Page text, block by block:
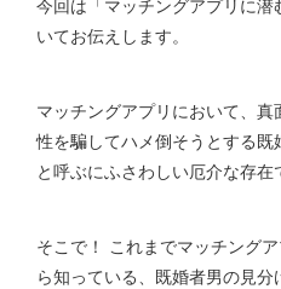
今回は「マッチングアプリに
いてお伝えします。
マッチングアプリにおいて、
性を騙してハメ倒そうとする既
と呼ぶにふさわしい厄介な存在
そこで！ これまでマッチング
ら知っている、既婚者男の見分